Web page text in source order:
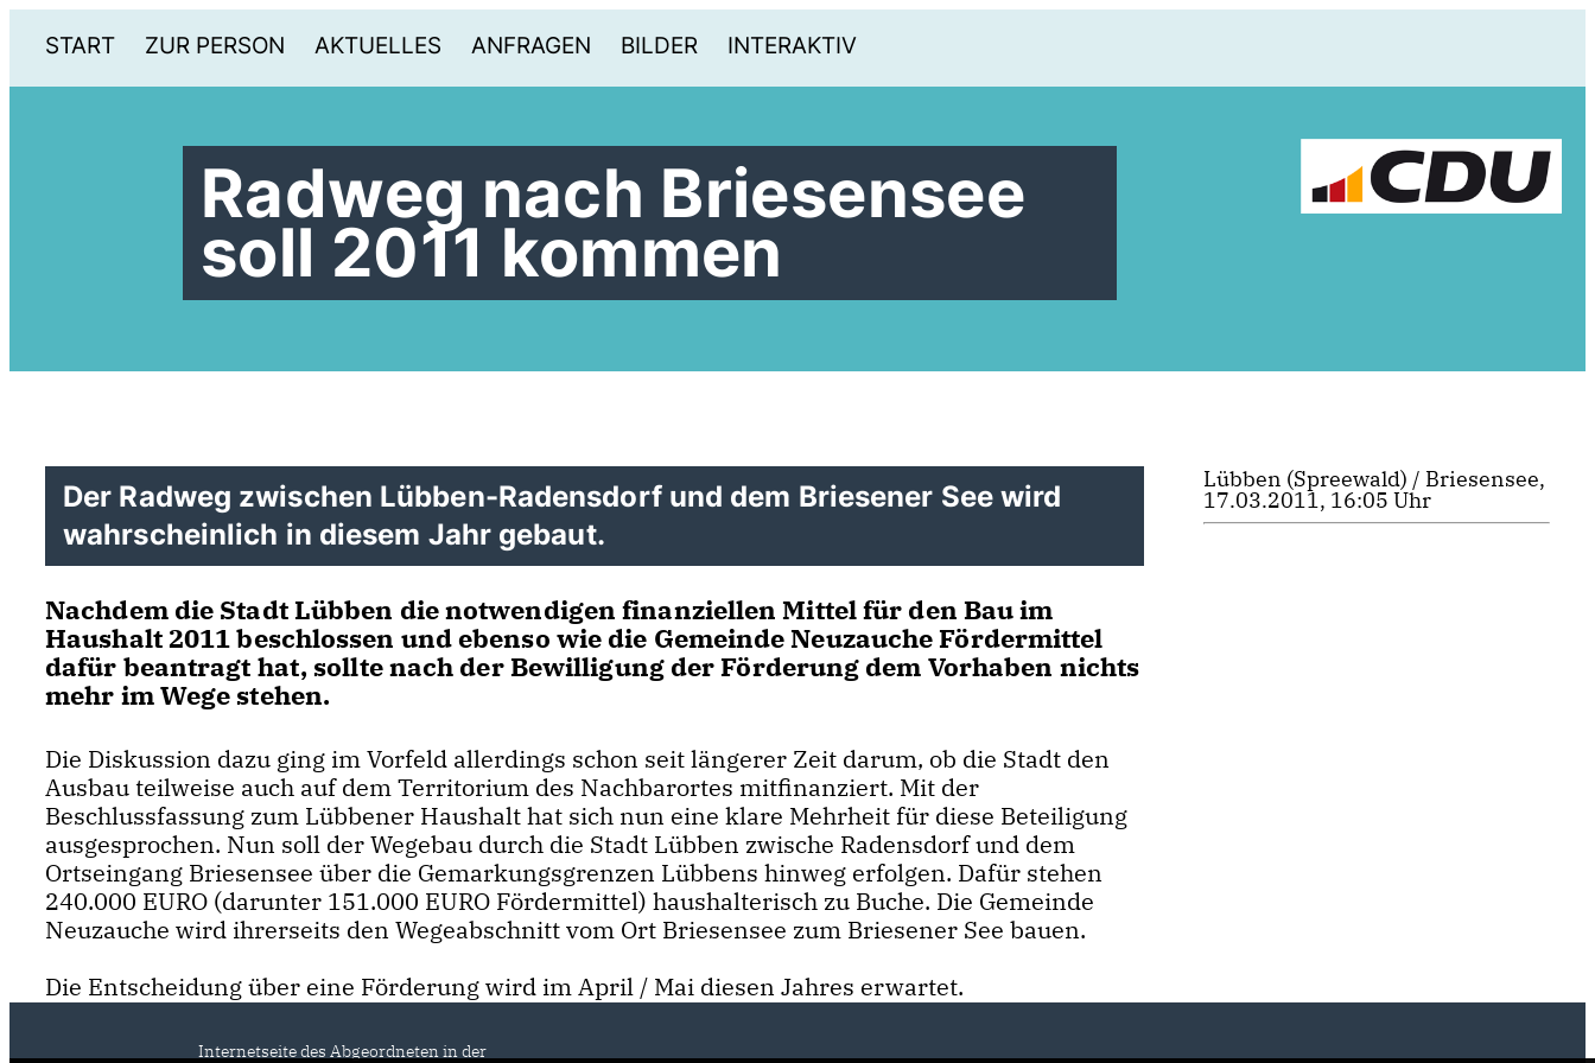
START ZUR PERSON AKTUELLES ANFRAGEN BILDER INTERAKTIV
Radweg nach Briesensee
soll 2011 kommen
Der Radweg zwischen Lübben-Radensdorf und dem Briesener See wird
wahrscheinlich in diesem Jahr gebaut.
Nachdem die Stadt Lübben die notwendigen finanziellen Mittel für den Bau im
Haushalt 2011 beschlossen und ebenso wie die Gemeinde Neuzauche Fördermittel
dafür beantragt hat, sollte nach der Bewilligung der Förderung dem Vorhaben nichts
mehr im Wege stehen.
Die Diskussion dazu ging im Vorfeld allerdings schon seit längerer Zeit darum, ob die Stadt den
Ausbau teilweise auch auf dem Territorium des Nachbarortes mitfinanziert. Mit der
Beschlussfassung zum Lübbener Haushalt hat sich nun eine klare Mehrheit für diese Beteiligung
ausgesprochen. Nun soll der Wegebau durch die Stadt Lübben zwische Radensdorf und dem
Ortseingang Briesensee über die Gemarkungsgrenzen Lübbens hinweg erfolgen. Dafür stehen
240.000 EURO (darunter 151.000 EURO Fördermittel) haushalterisch zu Buche. Die Gemeinde
Neuzauche wird ihrerseits den Wegeabschnitt vom Ort Briesensee zum Briesener See bauen.
Die Entscheidung über eine Förderung wird im April / Mai diesen Jahres erwartet.
Lübben (Spreewald) / Briesensee,
17.03.2011, 16:05 Uhr
Internetseite des Abgeordneten in der